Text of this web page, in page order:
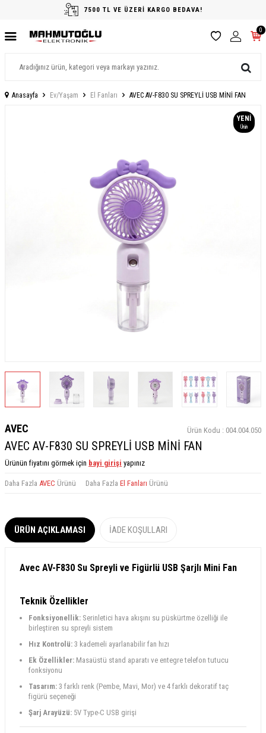
7500 TL VE ÜZERİ KARGO BEDAVA!
0
Anasayfa Ev/Yaşam El Fanları AVEC AV-F830 SU SPREYLİ USB MİNİ FAN
YENI
Ürün
AVEC Ürün Kodu : 004.004.050
AVEC AV-F830 SU SPREYLİ USB MİNİ FAN
Ürünün fiyatını görmek için bayi girişi yapınız
Daha Fazla AVEC Ürünü Daha Fazla El Fanları Ürünü
ÜRÜN AÇIKLAMASI İADE KOŞULLARI
Avec AV-F830 Su Spreyli ve Figürlü USB Şarjlı Mini Fan
Teknik Özellikler
Fonksiyonellik: Serinletici hava akışını su püskürtme özelliği ile
birleştiren su spreyli sistem
Hız Kontrolü: 3 kademeli ayarlanabilir fan hızı
Ek Özellikler: Masaüstü stand aparatı ve entegre telefon tutucu
fonksiyonu
Tasarım: 3 farklı renk (Pembe, Mavi, Mor) ve 4 farklı dekoratif taç
figürü seçeneği
Şarj Arayüzü: 5V Type-C USB girişi